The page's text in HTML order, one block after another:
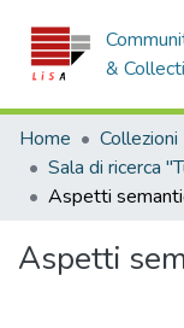
&
Home
Aspetti